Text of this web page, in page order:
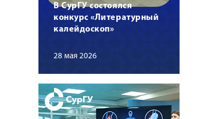
В СурГУ состоялся
конкурс «Литературный
калейдоскоп»
28 мая 2026